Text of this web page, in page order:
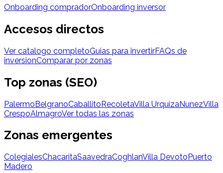
Onboarding compradorOnboarding inversor
Accesos directos
Ver catalogo completoGuias para invertirFAQs de
inversionComparar por zonas
Top zonas (SEO)
PalermoBelgranoCaballitoRecoletaVilla UrquizaNunezVilla
CrespoAlmagroVer todas las zonas
Zonas emergentes
ColegialesChacaritaSaavedraCoghlanVilla Devoto Puerto
Madero